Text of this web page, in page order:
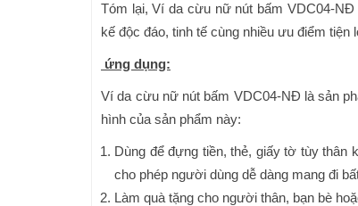
Tóm lại, Ví da cừu nữ nút bấm VDC04-
kế độc đáo, tinh tế cùng nhiều ưu điểm
ứng dụng:
Ví da cừu nữ nút bấm VDC04-NĐ là sản
hình của sản phẩm này:
Dùng để đựng tiền, thẻ, giấy tờ tùy thân
cho phép người dùng dễ dàng mang đi
Làm quà tặng cho người thân, bạn bè